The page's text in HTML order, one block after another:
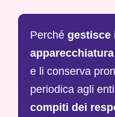
Perché gestisce
e li conserva
periodica agli
compiti dei